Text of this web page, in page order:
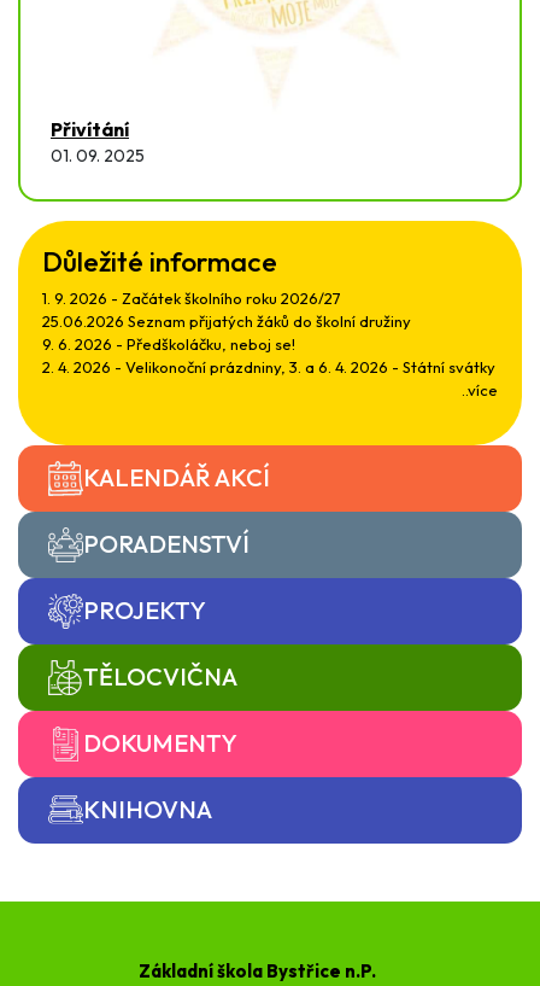
Důležité informace
1. 9. 2026 - Začátek školního roku 2026/27
25.06.2026 Seznam přijatých žáků do školní družiny
9. 6. 2026 - Předškoláčku, neboj se!
2. 4. 2026 - Velikonoční prázdniny, 3. a 6. 4. 2026 - Státní svátky
..více
KALENDÁŘ AKCÍ
PORADENSTVÍ
PROJEKTY
TĚLOCVIČNA
DOKUMENTY
KNIHOVNA
Přivítání
01. 09. 2025
Základní škola Bystřice n.P.